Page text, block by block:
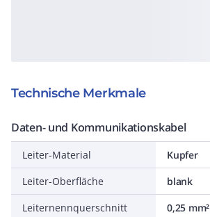
Technische Merkmale
Daten- und Kommunikationskabel
Leiter-Material
Kupfer
Leiter-Oberfläche
blank
Leiternennquerschnitt
0,25 mm²